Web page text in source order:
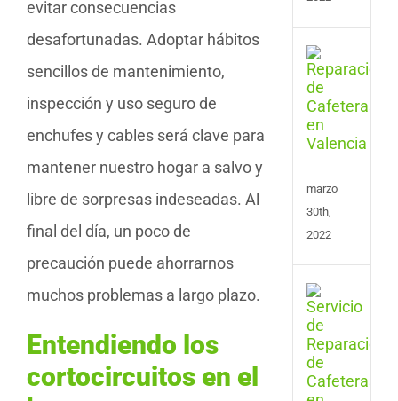
evitar consecuencias
desafortunadas. Adoptar hábitos
sencillos de mantenimiento,
inspección y uso seguro de
enchufes y cables será clave para
mantener nuestro hogar a salvo y
libre de sorpresas indeseadas. Al
final del día, un poco de
precaución puede ahorrarnos
muchos problemas a largo plazo.
Entendiendo los
cortocircuitos en el
de
de
en
marzo
30th,
2022
de
en